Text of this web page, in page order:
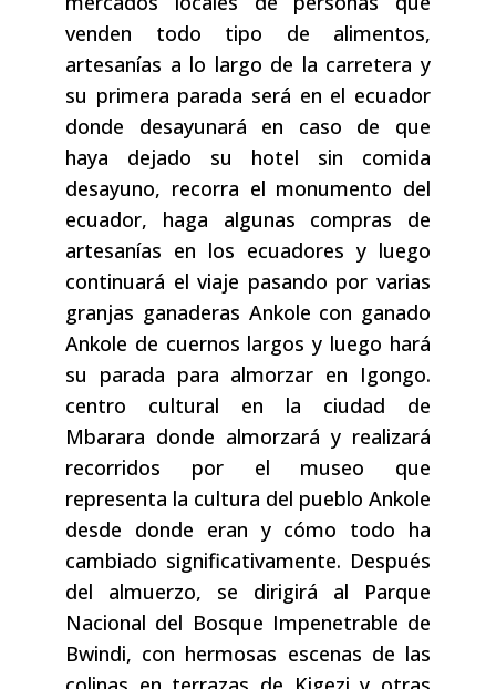
venden todo tipo de alimentos,
artesanías a lo largo de la carretera y
su primera parada será en el ecuador
donde desayunará en caso de que
haya dejado su hotel sin comida
desayuno, recorra el monumento del
ecuador, haga algunas compras de
artesanías en los ecuadores y luego
continuará el viaje pasando por varias
granjas ganaderas Ankole con ganado
Ankole de cuernos largos y luego hará
su parada para almorzar en Igongo.
centro cultural en la ciudad de
Mbarara donde almorzará y realizará
recorridos por el museo que
representa la cultura del pueblo Ankole
desde donde eran y cómo todo ha
cambiado significativamente. Después
del almuerzo, se dirigirá al Parque
Nacional del Bosque Impenetrable de
Bwindi, con hermosas escenas de las